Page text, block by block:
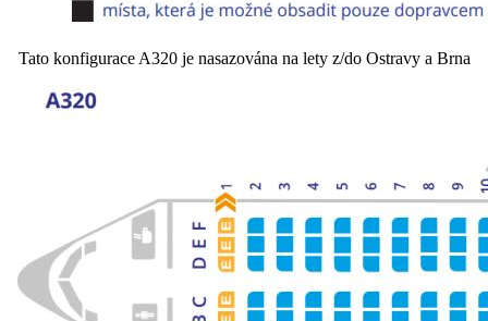
Tato konfigurace A320 je nasazována na lety z/do Ostravy a Brna